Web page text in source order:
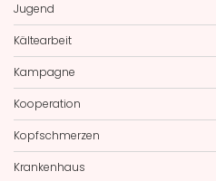
Jugend
Kältearbeit
Kampagne
Kooperation
Kopfschmerzen
Krankenhaus